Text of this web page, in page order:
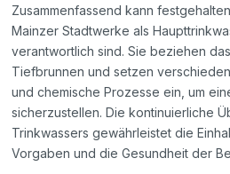
Zusammenfassend kann
Mainzer Stadtwerke als
verantwortlich sind. Sie beziehen
Tiefbrunnen und setzen
und chemische Prozesse ein, um
sicherzustellen. Die kontinuierliche
Trinkwassers gewährleistet die
Vorgaben und die Gesundheit der